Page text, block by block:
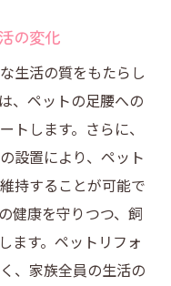
の変化
生活の質をもたらし
、ペットの足腰への
トします。さらに、
設置により、ペット
持することが可能で
健康を守りつつ、飼
ます。ペットリフォ
、家族全員の生活の